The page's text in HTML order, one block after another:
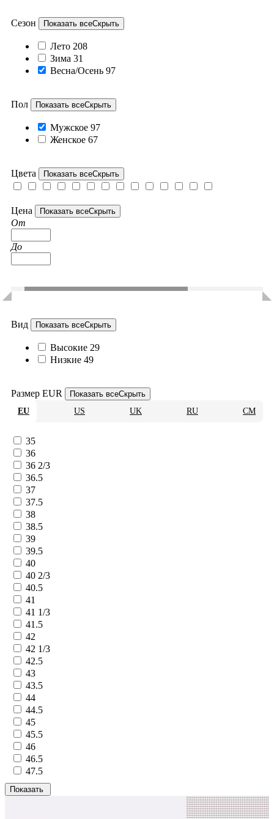
Сезон Показать всеСкрыть
Лето 208
Зима 31
Весна/Осень 97
Пол Показать всеСкрыть
Мужское 97
Женское 67
Цвета Показать всеСкрыть
Цена Показать всеСкрыть
От
До
Вид Показать всеСкрыть
Высокие 29
Низкие 49
Размер EUR Показать всеСкрыть
EU
US UK RU CM
35
36
36 2/3
36.5
37
37.5
38
38.5
39
39.5
40
40 2/3
40.5
41
41 1/3
41.5
42
42 1/3
42.5
43
43.5
44
44.5
45
45.5
46
46.5
47.5